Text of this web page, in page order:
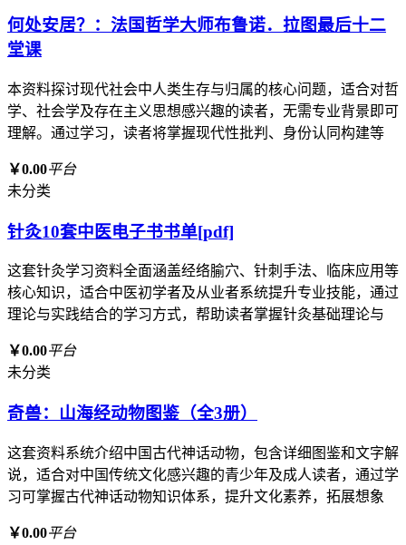
何处安居？：法国哲学大师布鲁诺．拉图最后十二
堂课
本资料探讨现代社会中人类生存与归属的核心问题，适合对哲
学、社会学及存在主义思想感兴趣的读者，无需专业背景即可
理解。通过学习，读者将掌握现代性批判、身份认同构建等
￥0.00平台
未分类
针灸10套中医电子书书单[pdf]
这套针灸学习资料全面涵盖经络腧穴、针刺手法、临床应用等
核心知识，适合中医初学者及从业者系统提升专业技能，通过
理论与实践结合的学习方式，帮助读者掌握针灸基础理论与
￥0.00平台
未分类
奇兽：山海经动物图鉴（全3册）
这套资料系统介绍中国古代神话动物，包含详细图鉴和文字解
说，适合对中国传统文化感兴趣的青少年及成人读者，通过学
习可掌握古代神话动物知识体系，提升文化素养，拓展想象
￥0.00平台